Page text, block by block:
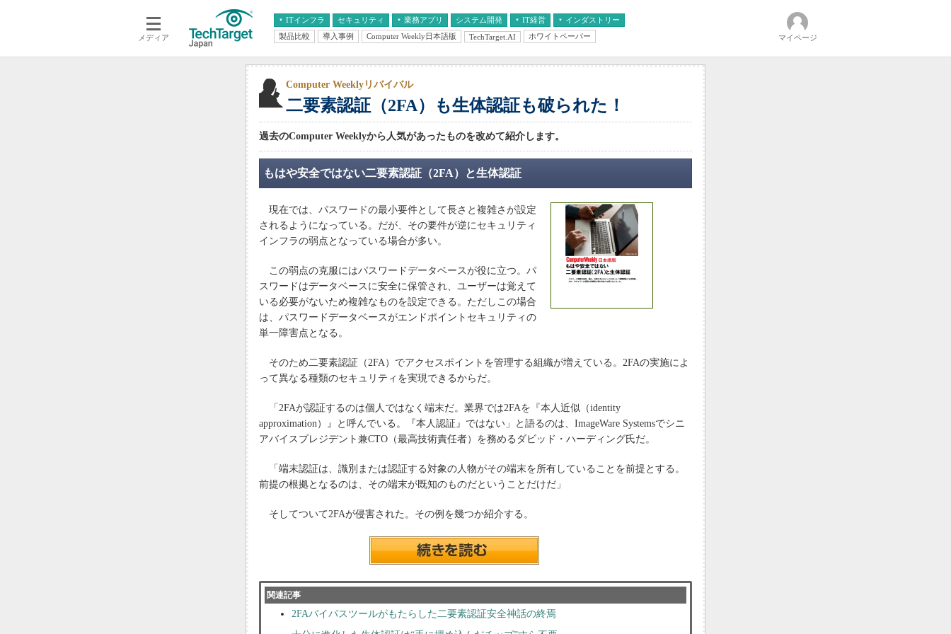
メディア
ITインフラ
クラウド
セキュリティ 業務アプリ
エンタープライズAI
ERP
データ分析
情報系システム
システム開発 IT経営
経営とIT
インダストリー
医療IT
製品比較 導入事例 Computer Weekly日本語版 TechTarget.AI ホワイトペーパー マイページ
二要素認証（2FA）も生体認証も破られた！
Computer Weeklyリバイバル
過去のComputer Weeklyから人気があったものを改めて紹介します。
もはや安全ではない二要素認証（2FA）と生体認証
現在では、パスワードの最小要件として長さと複雑さが設定
されるようになっている。だが、その要件が逆にセキュリティ
インフラの弱点となっている場合が多い。
この弱点の克服にはパスワードデータベースが役に立つ。パ
スワードはデータベースに安全に保管され、ユーザーは覚えて
いる必要がないため複雑なものを設定できる。ただしこの場合
は、パスワードデータベースがエンドポイントセキュリティの
単一障害点となる。
そのため二要素認証（2FA）でアクセスポイントを管理する組織が増えている。2FAの実施によ
って異なる種類のセキュリティを実現できるからだ。
「2FAが認証するのは個人ではなく端末だ。業界では2FAを『本人近似（identity
approximation）』と呼んでいる。『本人認証』ではない」と語るのは、ImageWare Systemsでシニ
アバイスプレジデント兼CTO（最高技術責任者）を務めるダビッド・ハーディング氏だ。
「端末認証は、識別または認証する対象の人物がその端末を所有していることを前提とする。
前提の根拠となるのは、その端末が既知のものだということだけだ」
そしてついて2FAが侵害された。その例を幾つか紹介する。
関連記事
2FAバイパスツールがもたらした二要素認証安全神話の終焉